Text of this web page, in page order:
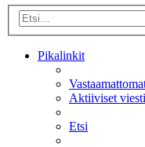
Pikalinkit
Aktiiviset
Etsi